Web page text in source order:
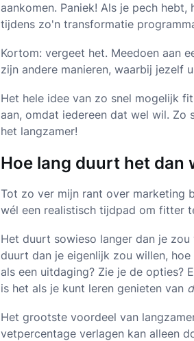
aankomen. Paniek! Als je pech
tijdens zo'n transformatie
Kortom: vergeet het. Meedoen aan
zijn andere manieren, waarbij jezelf
Het hele idee van zo snel mogelijk
aan, omdat iedereen dat wel wil. Zo
het langzamer!
Hoe lang duurt het dan
Tot zo ver mijn rant over marketing
wél een realistisch tijdpad om fitter
Het duurt sowieso langer dan je
duurt dan je eigenlijk zou willen,
als een uitdaging? Zie je de opties?
is het als je kunt leren genieten van
Het grootste voordeel van
vetpercentage verlagen kan alleen